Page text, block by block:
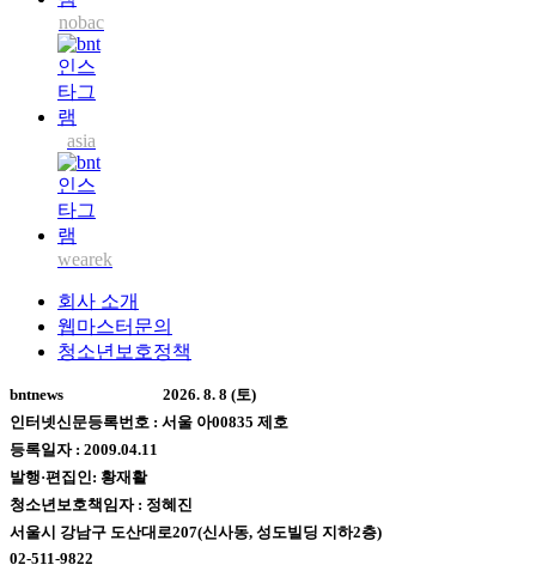
nobac
asia
wearek
회사 소개
웹마스터문의
청소년보호정책
bntnews
2026. 8. 8 (토)
인터넷신문등록번호 : 서울 아00835 제호
등록일자 : 2009.04.11
발행·편집인: 황재활
청소년보호책임자 : 정혜진
서울시 강남구 도산대로207(신사동, 성도빌딩 지하2층)
02-511-9822